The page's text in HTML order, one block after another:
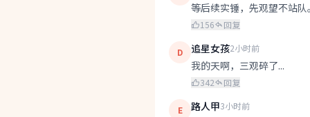
等后续实锤，先观望不站队。
156 回复
D 追星女孩2小时前
我的天啊，三观碎了...
342 回复
E 路人甲3小时前